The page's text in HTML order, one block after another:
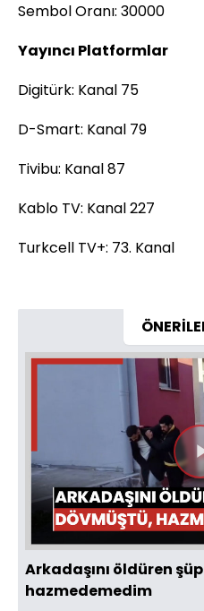
Sembol Oranı: 30000
Yayıncı Platformlar
Digitürk: Kanal 75
D-Smart: Kanal 79
Tivibu: Kanal 87
Kablo TV: Kanal 227
Turkcell TV+: 73. Kanal
Arkadaşını öldüren
hazmedemedim